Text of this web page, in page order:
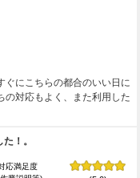
ぐにこちらの都合のいい日に
の対応もよく、また利用した
！。
応満足度